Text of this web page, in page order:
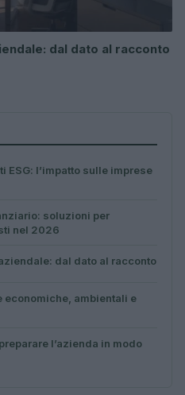
dal dato al racconto
ESG: l’impatto sulle imprese
soluzioni per
nel 2026
dal dato al racconto
economiche, ambientali e
l’azienda in modo